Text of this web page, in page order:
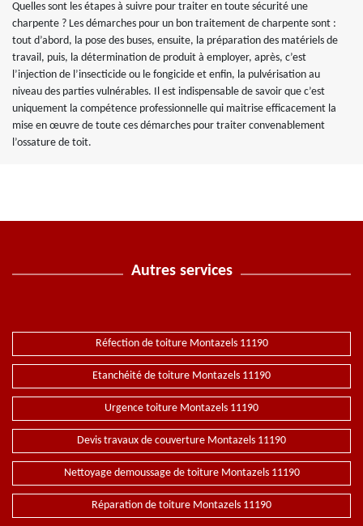
Quelles sont les étapes à suivre pour traiter en toute sécurité une
charpente ? Les démarches pour un bon traitement de charpente sont :
tout d’abord, la pose des buses, ensuite, la préparation des matériels de
travail, puis, la détermination de produit à employer, après, c’est
l’injection de l’insecticide ou le fongicide et enfin, la pulvérisation au
niveau des parties vulnérables. Il est indispensable de savoir que c’est
uniquement la compétence professionnelle qui maitrise efficacement la
mise en œuvre de toute ces démarches pour traiter convenablement
l’ossature de toit.
Autres services
Réfection de toiture Montazels 11190
Etanchéité de toiture Montazels 11190
Urgence toiture Montazels 11190
Devis travaux de couverture Montazels 11190
Nettoyage demoussage de toiture Montazels 11190
Réparation de toiture Montazels 11190